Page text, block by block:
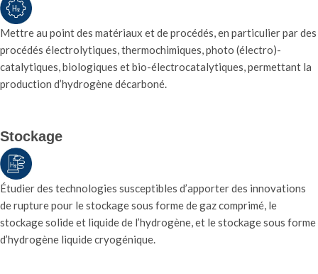
Mettre au point des matériaux et de procédés, en particulier par des
procédés électrolytiques, thermochimiques, photo (électro)-
catalytiques, biologiques et bio-électrocatalytiques, permettant la
production d’hydrogène décarboné.
Stockage
Étudier des technologies susceptibles d’apporter des innovations
de rupture pour le stockage sous forme de gaz comprimé, le
stockage solide et liquide de l’hydrogène, et le stockage sous forme
d’hydrogène liquide cryogénique.